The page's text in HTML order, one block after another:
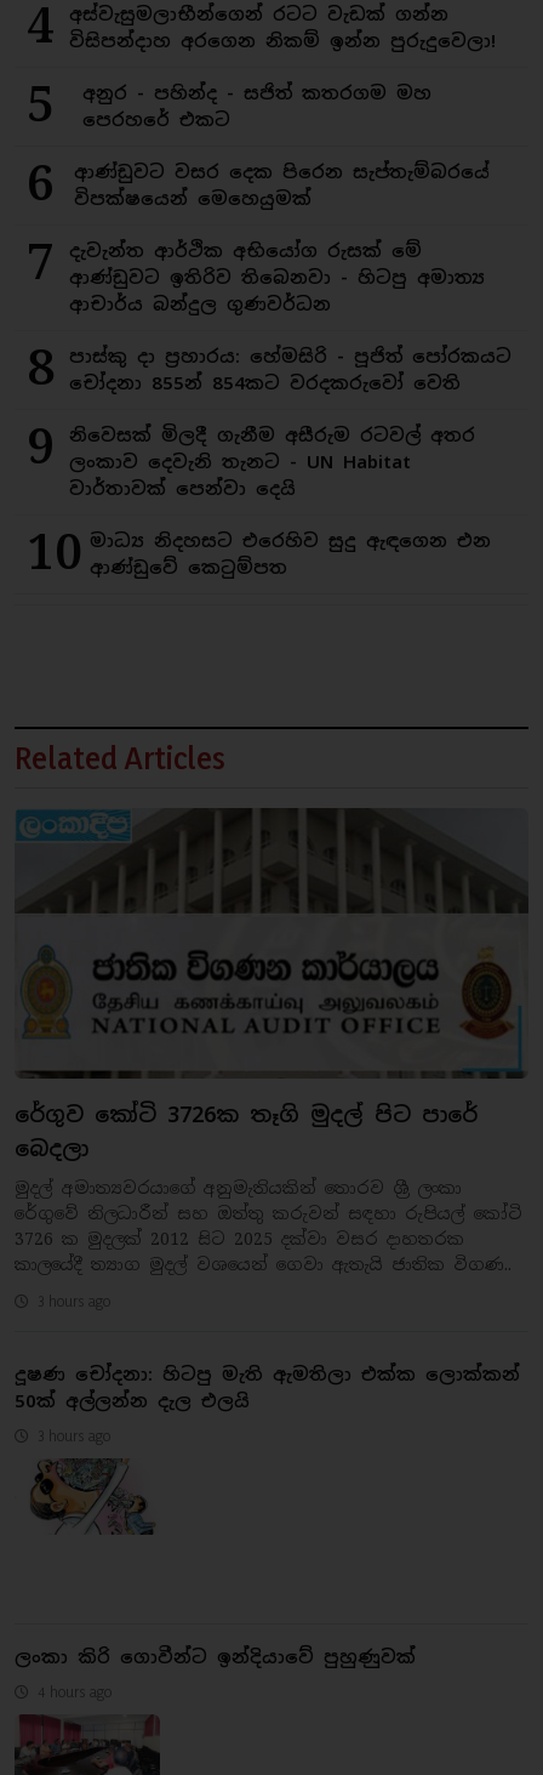
4
අස්වැසුමලාභීන්ගෙන් රටට වැඩක් ගන්න
විසිපන්දාහ අරගෙන නිකම් ඉන්න පුරුදුවෙලා!
5
අනුර - පහින්ද - සජිත් කතරගම මහ
පෙරහරේ එකට
6
ආණ්ඩුවට වසර දෙක පිරෙන සැප්තැම්බරයේ
විපක්ෂයෙන් මෙහෙයුමක්
7
දැවැන්ත ආර්ථික අභියෝග රුසක් මේ
ආණ්ඩුවට ඉතිරිව තිබෙනවා - හිටපු අමාත්‍ය
ආචාර්ය බන්දුල ගුණවර්ධන
8
පාස්කු දා ප්‍රහාරය: හේමසිරි - පූජිත් පෝරකයට
චෝදනා 855න් 854කට වරදකරුවෝ වෙති
9
නිවෙසක් මිලදී ගැනීම අසීරුම රටවල් අතර
ලංකාව දෙවැනි තැනට - UN Habitat
වාර්තාවක් පෙන්වා දෙයි
10 මාධ්‍ය නිදහසට එරෙහිව සුදු ඇඳගෙන එන
ආණ්ඩුවේ කෙටුම්පත
Related Articles
රේගුව කෝටි 3726ක තෑගි මුදල් පිට පාරේ
බෙදලා
මුදල් අමාත්‍යවරයාගේ අනුමැතියකින් තොරව ශ්‍රී ලංකා
රේගුවේ නිලධාරීන් සහ ඔත්තු කරුවන් සඳහා රුපියල් කෝටි
3726 ක මුදලක් 2012 සිට 2025 දක්වා වසර දාහතරක
කාලයේදී ත්‍යාග මුදල් වශයෙන් ගෙවා ඇතැයි ජාතික විගණ..
3 hours ago
දූෂණ චෝදනා: හිටපු මැති ඇමතිලා එක්ක ලොක්කන්
50ක් අල්ලන්න දැල එලයි
3 hours ago
ලංකා කිරි ගොවීන්ට ඉන්දියාවේ පුහුණුවක්
4 hours ago